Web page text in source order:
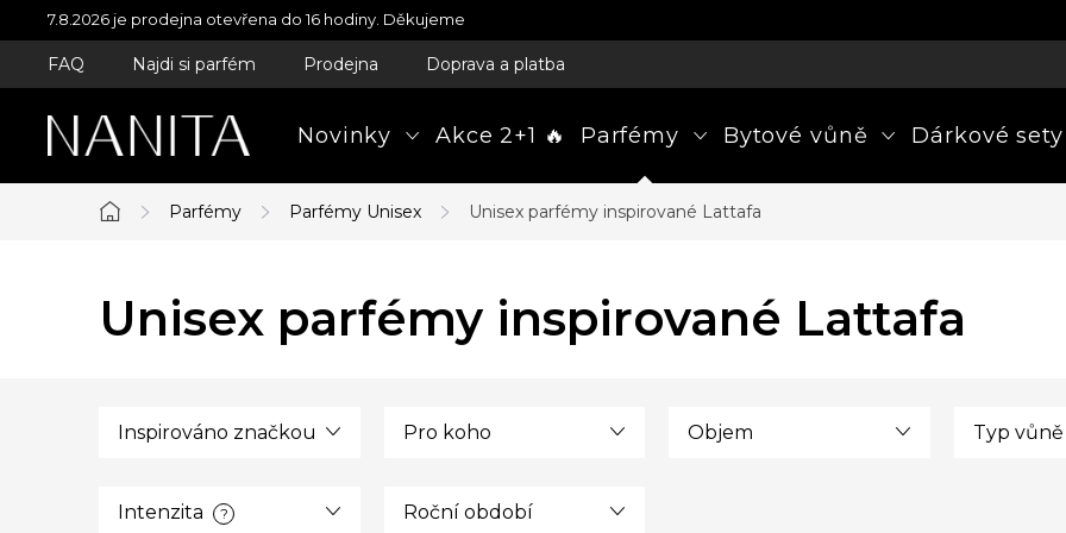
Přejít
na
obsah
7.8.2026 je prodejna otevřena do 16 hodiny. Děkujeme
FAQ Najdi si parfém Prodejna Doprava a platba
Novinky Akce 2+1 🔥 Parfémy Bytové vůně Dárkové sety
Domů
Parfémy Parfémy Unisex Unisex parfémy inspirované Lattafa
Unisex parfémy inspirované Lattafa
Inspirováno značkou Pro koho Objem Typ vůně
Intenzita ? Roční období